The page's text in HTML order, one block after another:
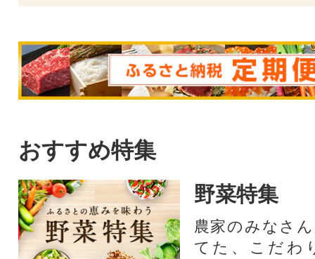
おすすめ特集
野菜特集
農家のみなさ
てた、こだわ